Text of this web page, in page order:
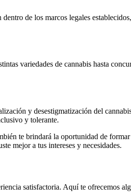
de los marcos legales
variedades de cannabis hasta
y desestigmatización del
y tolerante.
te brindará la oportunidad de formar
mejor a tus intereses y necesidades.
satisfactoria. Aquí te ofrecemos